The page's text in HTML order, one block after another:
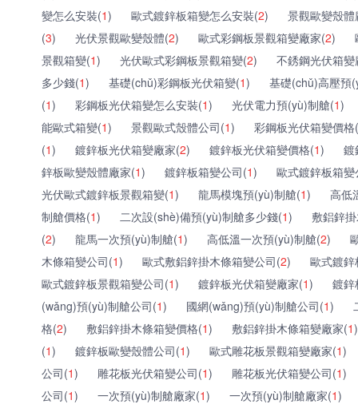
變怎么安裝(1) 歐式鍍鋅板箱變怎么安裝(2)
景觀歐變殼
(3) 光伏景觀歐變殼體(2) 歐式彩鋼板景觀箱變廠家(2)
景觀箱變(1) 光伏歐式彩鋼板景觀箱變(2)
不銹鋼光伏箱
多少錢(1) 基礎(chǔ)彩鋼板光伏箱變(1)
基礎(chǔ)高壓預
(1) 彩鋼板光伏箱變怎么安裝(1) 光伏電力預(yù)制艙(1)
能歐式箱變(1) 景觀歐式殼體公司(1)
彩鋼板光伏箱變價格(
(1) 鍍鋅板光伏箱變廠家(2) 鍍鋅板光伏箱變價格(1)
鍍
鋅板歐變殼體廠家(1) 鍍鋅板箱變公司(1)
歐式鍍鋅板箱
光伏歐式鍍鋅板景觀箱變(1) 龍馬模塊預(yù)制艙(1)
高低
制艙價格(1) 二次設(shè)備預(yù)制艙多少錢(1)
敷鋁鋅
(2) 龍馬一次預(yù)制艙(1) 高低溫一次預(yù)制艙(2)
木條箱變公司(1) 歐式敷鋁鋅掛木條箱變公司(2)
歐式鍍
歐式鍍鋅板景觀箱變公司(1) 鍍鋅板光伏箱變廠家(1)
鍍鋅
(wǎng)預(yù)制艙公司(1) 國網(wǎng)預(yù)制艙公司(1)
格(2) 敷鋁鋅掛木條箱變價格(1) 敷鋁鋅掛木條箱變廠家(1)
(1) 鍍鋅板歐變殼體公司(1) 歐式雕花板景觀箱變廠家(1)
公司(1) 雕花板光伏箱變公司(1) 雕花板光伏箱變公司(1)
公司(1) 一次預(yù)制艙廠家(1) 一次預(yù)制艙廠家(1)